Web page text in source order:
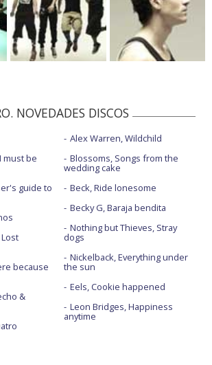
NOVEDADES DISCOS
must be
guide to
because
&
Alex Warren, Wildchild
Blossoms, Songs from the
wedding cake
Beck, Ride lonesome
Becky G, Baraja bendita
Nothing but Thieves, Stray
dogs
Nickelback, Everything under
the sun
Eels, Cookie happened
Leon Bridges, Happiness
anytime